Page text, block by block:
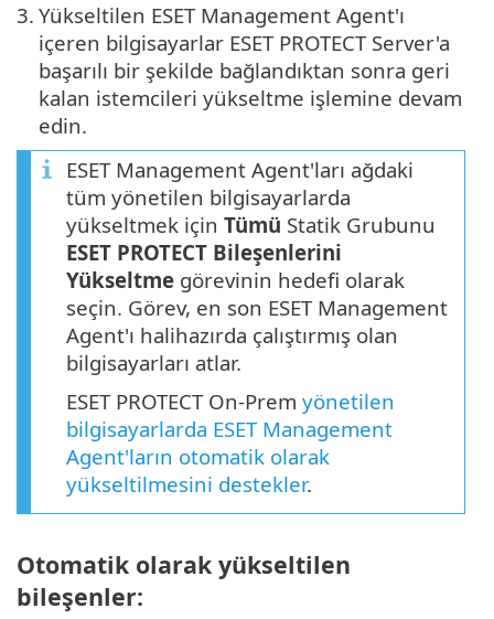
3. Yükseltilen ESET Management Agent'ı
içeren bilgisayarlar ESET PROTECT Server'a
başarılı bir şekilde bağlandıktan sonra geri
kalan istemcileri yükseltme işlemine devam
edin.
ESET Management Agent'ları ağdaki
tüm yönetilen bilgisayarlarda
yükseltmek için Tümü Statik Grubunu
ESET PROTECT Bileşenlerini
Yükseltme görevinin hedefi olarak
seçin. Görev, en son ESET Management
Agent'ı halihazırda çalıştırmış olan
bilgisayarları atlar.
ESET PROTECT On-Prem yönetilen
bilgisayarlarda ESET Management
Agent'ların otomatik olarak
yükseltilmesini destekler.
Otomatik olarak yükseltilen
bileşenler: